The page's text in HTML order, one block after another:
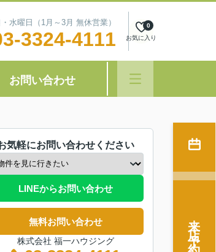
水曜日（1月～3月 無休営業）
3324-4111 お気に入り
0
お問い合わせ
気軽にお問い合わせください
LINEからお問い合わせ
無料お問い合わせ
株式会社 福一ハウジング 来店予約